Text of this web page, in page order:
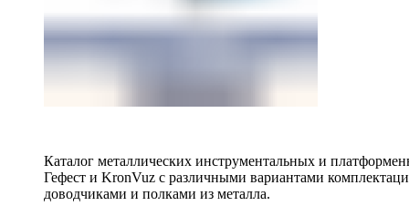
Каталог металлических инструментальных и
Гефест и KronVuz с различными вариантами
доводчиками и полками из металла.